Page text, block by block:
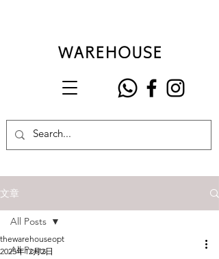
文章
All Posts
All Posts
thewarehouseopt
2025年12月2日